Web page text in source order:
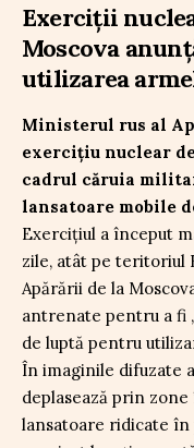
Exerciții
Moscova
utilizarea
Ministerul rus al
exercițiu nuclear
cadrul căruia
lansatoare mobile
Exercițiul a început
zile, atât pe teritoriul
Apărării de la
antrenate pentru a fi
de luptă pentru
În imaginile difuzate
deplasează prin
lansatoare ridicate